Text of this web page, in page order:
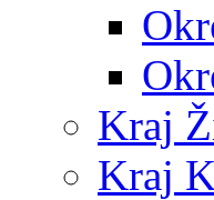
Kraj
Kraj